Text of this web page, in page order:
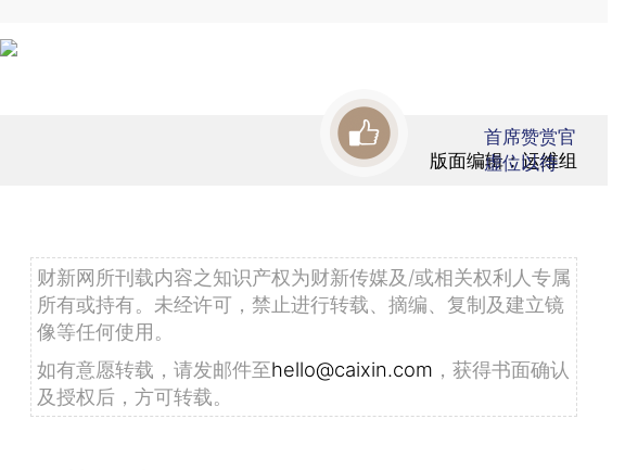
版面编辑：运维组
首席赞赏官
虚位以待
财新网所刊载内容之知识产权为财新传媒及/或相关权利人专属
所有或持有。未经许可，禁止进行转载、摘编、复制及建立镜
像等任何使用。
如有意愿转载，请发邮件至hello@caixin.com ，获得书面确认
及授权后，方可转载。